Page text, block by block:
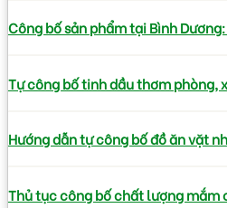
Công bố sản phẩm tại Bình
Tự công bố tinh dầu thơm phòng,
Hướng dẫn tự công bố đồ ăn vặt
Thủ tục công bố chất lượng mắm